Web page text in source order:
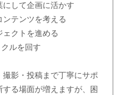
にして企画に活かす
ンテンツを考える
ェクトを進める
ルを回す
影・投稿まで丁寧にサポ
る場面が増えますが、困